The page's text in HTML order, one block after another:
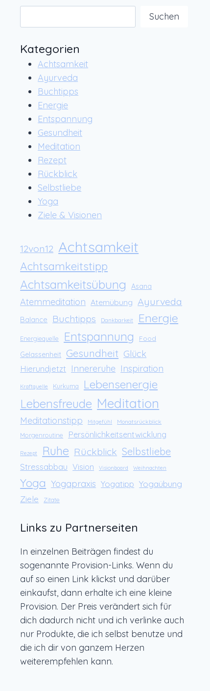
Suchen
Kategorien
Achtsamkeit
Ayurveda
Buchtipps
Energie
Entspannung
Gesundheit
Meditation
Rezept
Rückblick
Selbstliebe
Yoga
Ziele & Visionen
12von12 Achtsamkeit
Achtsamkeitstipp
Achtsamkeitsübung Asana
Atemmeditation Atemübung Ayurveda
Balance Buchtipps Dankbarkeit Energie
Energiequelle Entspannung Food
Gelassenheit Gesundheit Glück
Hierundjetzt Innereruhe Inspiration
Kraftquelle Kurkuma Lebensenergie
Lebensfreude Meditation
Meditationstipp Mitgefühl Monatsrückblick
Morgenroutine Persönlichkeitsentwicklung
Rezept Ruhe Rückblick Selbstliebe
Stressabbau Vision Visionboard Weihnachten
Yoga Yogapraxis Yogatipp Yogaübung
Ziele
Zitate
Links zu Partnerseiten
In einzelnen Beiträgen findest du
sogenannte Provision-Links. Wenn du
auf so einen Link klickst und darüber
einkaufst, dann erhalte ich eine kleine
Provision. Der Preis verändert sich für
dich dadurch nicht und ich verlinke auch
nur Produkte, die ich selbst benutze und
die ich dir von ganzem Herzen
weiterempfehlen kann.